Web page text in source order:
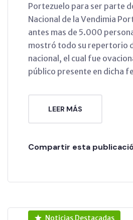
Portezuelo para ser parte
Nacional de la Vendimia
antes mas de 5.000
mostró todo su repertorio
nacional, el cual fue
público presente en dicha
LEER MÁS
Compartir esta
Noticias Destacadas